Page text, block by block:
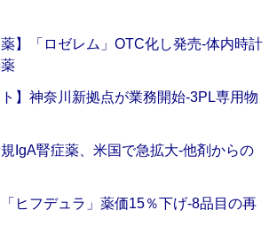
薬】「ロゼレム」OTC化し発売‐体内時計
ト】神奈川新拠点が業務開始‐3PL専用物
規IgA腎症薬、米国で急拡大‐他剤からの
「ヒフデュラ」薬価15％下げ‐8品目の再